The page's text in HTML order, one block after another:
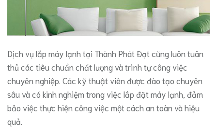
Dịch vụ lắp máy lạnh tại Thành Phát Đạt cũng luôn tuân
thủ các tiêu chuẩn chất lượng và trình tự công việc
chuyên nghiệp. Các kỹ thuật viên được đào tạo chuyên
sâu và có kinh nghiệm trong việc lắp đặt máy lạnh, đảm
bảo việc thực hiện công việc một cách an toàn và hiệu
quả.